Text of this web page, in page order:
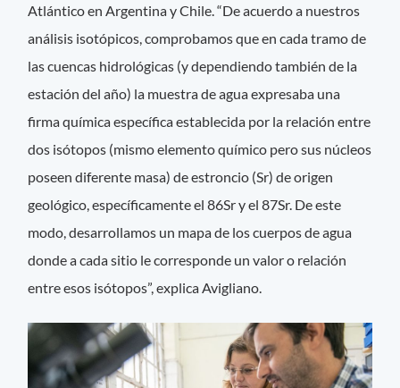
Atlántico en Argentina y Chile. “De acuerdo a nuestros
análisis isotópicos, comprobamos que en cada tramo de
las cuencas hidrológicas (y dependiendo también de la
estación del año) la muestra de agua expresaba una
firma química específica establecida por la relación entre
dos isótopos (mismo elemento químico pero sus núcleos
poseen diferente masa) de estroncio (Sr) de origen
geológico, específicamente el 86Sr y el 87Sr. De este
modo, desarrollamos un mapa de los cuerpos de agua
donde a cada sitio le corresponde un valor o relación
entre esos isótopos”, explica Avigliano.